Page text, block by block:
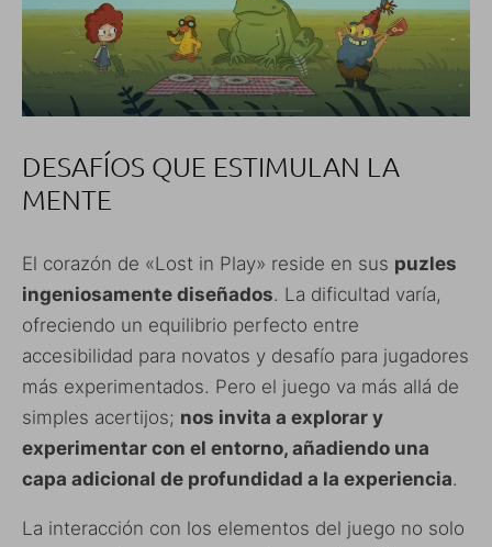
DESAFÍOS QUE ESTIMULAN LA
MENTE
El corazón de «Lost in Play» reside en sus puzles
ingeniosamente diseñados. La dificultad varía,
ofreciendo un equilibrio perfecto entre
accesibilidad para novatos y desafío para jugadores
más experimentados. Pero el juego va más allá de
simples acertijos; nos invita a explorar y
experimentar con el entorno, añadiendo una
capa adicional de profundidad a la experiencia.
La interacción con los elementos del juego no solo